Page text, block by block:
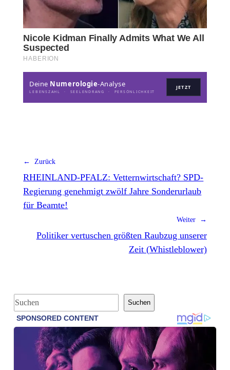
Deine Numerologie-Analyse
LEBENSZAHL · SEELENDRANG · PERSÖNLICHKEIT
JETZT
← Zurück
RHEINLAND-PFALZ: Vetternwirtschaft? SPD-
Regierung genehmigt zwölf Jahre Sonderurlaub
für Beamte!
Weiter →
Politiker vertuschen größten Raubzug unserer
Zeit (Whistleblower)
S
u
Suchen